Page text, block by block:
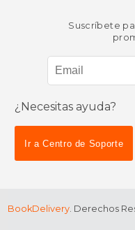
6%
$
Suscríbete
¿Necesitas ayuda?
Ir a Centro de Soporte
BookDelivery. Derechos